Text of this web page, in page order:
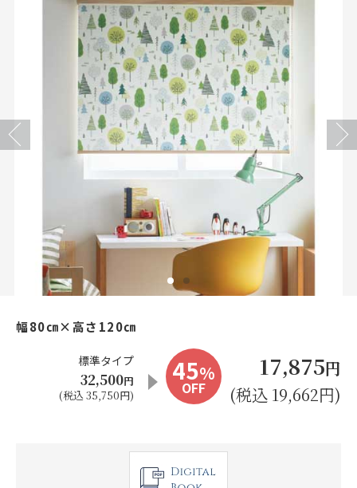
お役立ち情報
お問い合わせ
お気に入りリスト
お見積り来店予約はこちら
法人のお客様へ
Previous Next
幅80㎝×高さ120㎝
標準タイプ
32,500円
(税込 35,750円)
45%
OFF
17,875円
(税込 19,662円)